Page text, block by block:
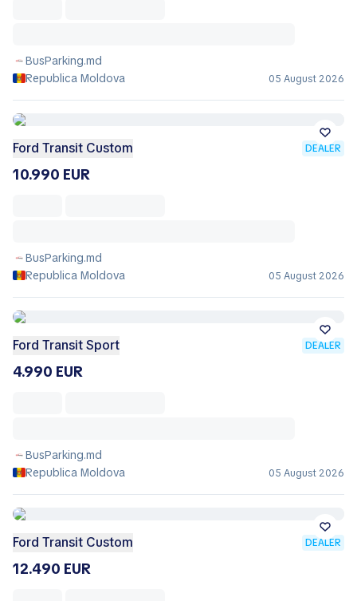
BusParking.md
Republica Moldova
05 August 2026
Ford Transit Custom DEALER
10.990 EUR
BusParking.md
Republica Moldova
05 August 2026
Ford Transit Sport DEALER
4.990 EUR
BusParking.md
Republica Moldova
05 August 2026
Ford Transit Custom DEALER
12.490 EUR